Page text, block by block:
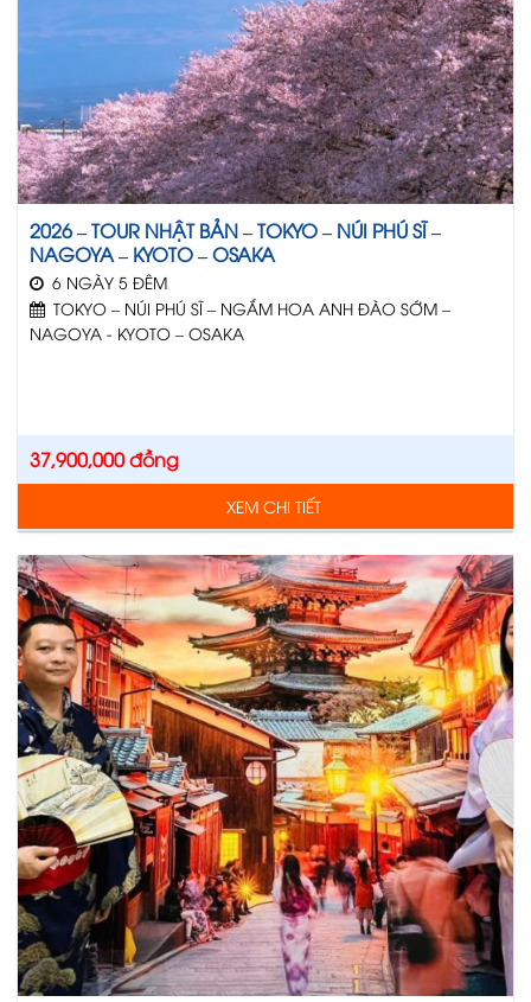
2026 – TOUR NHẬT BẢN – TOKYO – NÚI PHÚ SĨ –
NAGOYA – KYOTO – OSAKA
6 NGÀY 5 ĐÊM
TOKYO – NÚI PHÚ SĨ – NGẮM HOA ANH ĐÀO SỚM –
NAGOYA - KYOTO – OSAKA
37,900,000đồng
XEM CHI TIẾT